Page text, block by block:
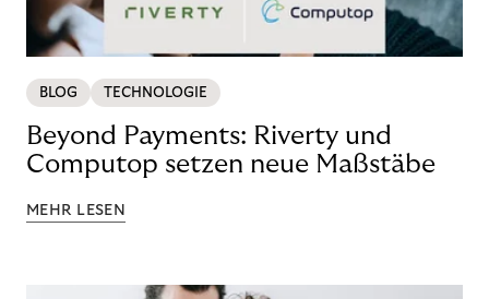
BLOG TECHNOLOGIE
Beyond Payments: Riverty und
Computop setzen neue Maßstäbe
MEHR LESEN